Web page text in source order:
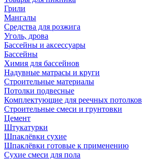
Грили
Мангалы
Средства для розжига
Уголь, дрова
Бассейны и аксессуары
Бассейны
Химия для бассейнов
Надувные матрасы и круги
Строительные материалы
Потолки подвесные
Комплектующие для реечных потолков
Строительные смеси и грунтовки
Цемент
Штукатурки
Шпаклёвки сухие
Шпаклёвки готовые к применению
Сухие смеси для пола